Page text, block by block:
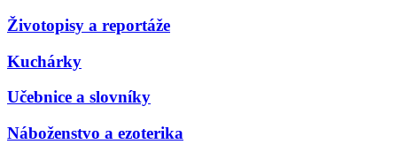
Životopisy a reportáže
Kuchárky
Učebnice a slovníky
Náboženstvo a ezoterika